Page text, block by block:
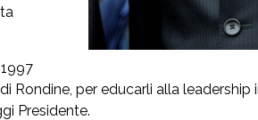
per educarli alla leadership
Presidente.